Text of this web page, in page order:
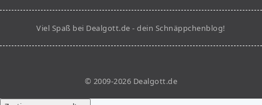
Viel Spaß bei Dealgott.de - dein Schnäppchenblog!
© 2009-2026 Dealgott.de